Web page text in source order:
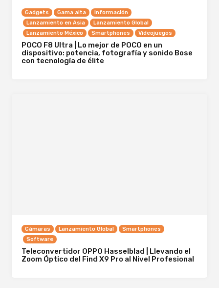
Gadgets Gama alta
Información
Lanzamiento en Asia
Lanzamiento Global
Lanzamiento México
Smartphones Videojuegos
POCO F8 Ultra | Lo mejor de POCO en un
dispositivo: potencia, fotografía y sonido Bose
con tecnología de élite
Cámaras Lanzamiento Global
Smartphones
Software
Teleconvertidor OPPO Hasselblad | Llevando el
Zoom Óptico del Find X9 Pro al Nivel Profesional